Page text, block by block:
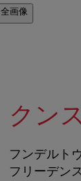
全画像
クン
フンデルト
フリーデン